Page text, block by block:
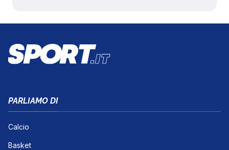
PARLIAMO DI
Calcio
Basket